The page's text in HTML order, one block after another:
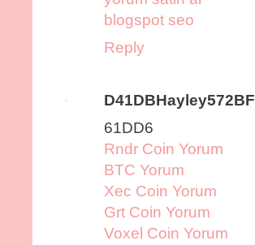
blogspot seo
Reply
D41DBHayley572BF
61DD6
Rndr Coin Yorum
BTC Yorum
Xec Coin Yorum
Grt Coin Yorum
Voxel Coin Yorum